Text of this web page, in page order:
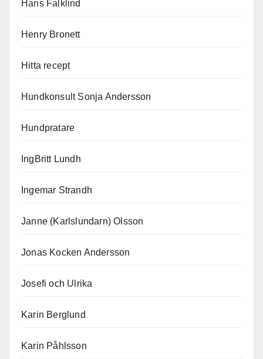
Hans Falklind
Henry Bronett
Hitta recept
Hundkonsult Sonja Andersson
Hundpratare
IngBritt Lundh
Ingemar Strandh
Janne (Karlslundarn) Olsson
Jonas Kocken Andersson
Josefi och Ulrika
Karin Berglund
Karin Påhlsson